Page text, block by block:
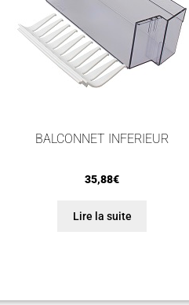
BALCONNET INFERIEUR
35,88€
Lire la suite